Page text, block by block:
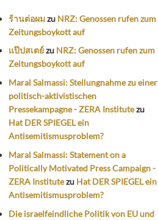
ร้านต่อผมzu NRZ: Genossen rufen zum
Zeitungsboykott auf
แป๊ปสเตย์zu NRZ: Genossen rufen zum
Zeitungsboykott auf
Maral Salmassi: Stellungnahme zu einer
politisch-aktivistischen
Pressekampagne - ZERA Institutezu
Hat DER SPIEGEL ein
Antisemitismusproblem?
Maral Salmassi: Statement on a
Politically Motivated Press Campaign -
ZERA Institutezu Hat DER SPIEGEL ein
Antisemitismusproblem?
Die israelfeindliche Politik von EU und